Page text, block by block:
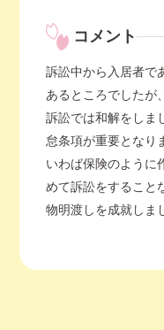
コメント
訴訟中から入居者で
あるところでしたが
訴訟では和解をしま
怠条項が重要となり
いわば保険のように
めて訴訟をすること
物明渡しを成就しま